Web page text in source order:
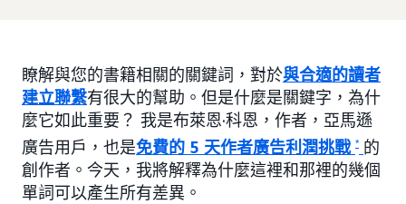
瞭解與您的書籍相關的關鍵詞，對於與合適的讀者
建立聯繫有很大的幫助。但是什麼是關鍵字，為什
麼它如此重要？ 我是布萊恩·科恩，作者，亞馬遜
廣告用戶，也是免費的 5 天作者廣告利潤挑戰 * 的
創作者。今天，我將解釋為什麼這裡和那裡的幾個
單詞可以產生所有差異。